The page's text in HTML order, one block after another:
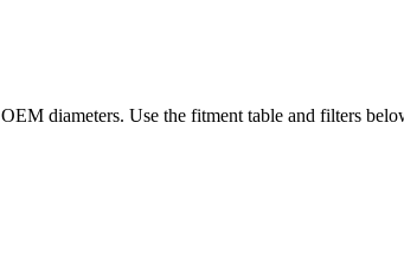
OEM diameters. Use the fitment table and filters